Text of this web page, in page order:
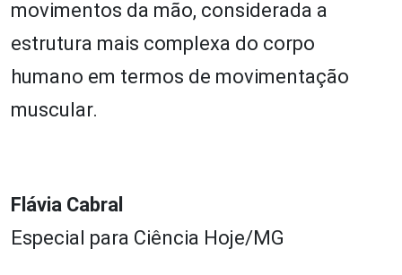
movimentos da mão, considerada a
estrutura mais complexa do corpo
humano em termos de movimentação
muscular.
Flávia Cabral
Especial para Ciência Hoje/MG